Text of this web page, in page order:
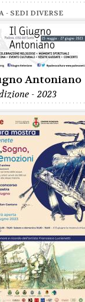
- SEDI DIVERSE
Antoniano
- 2023